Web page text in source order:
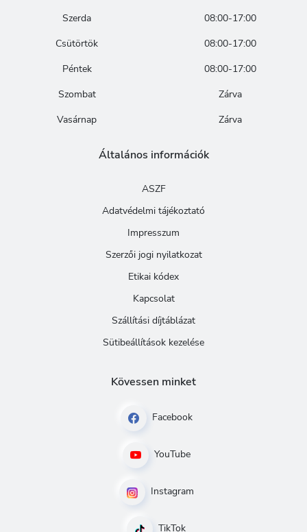
Szerda
08:00-17:00
Csütörtök
08:00-17:00
Péntek
08:00-17:00
Szombat
Zárva
Vasárnap
Zárva
Általános információk
ASZF
Adatvédelmi tájékoztató
Impresszum
Szerzői jogi nyilatkozat
Etikai kódex
Kapcsolat
Szállítási díjtáblázat
Sütibeállítások kezelése
Kövessen minket
Facebook
YouTube
Instagram
TikTok